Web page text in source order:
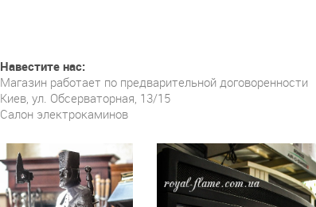
Навестите нас:
Магазин работает по предварительной договоренности
Киев, ул. Обсерваторная, 13/15
Салон электрокаминов